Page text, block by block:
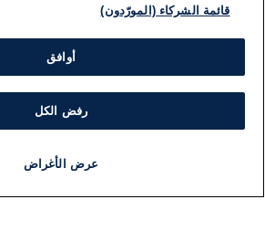
قائمة الشركاء (المورّدون)
أوافق
رفض الكل
عرض الأغراض